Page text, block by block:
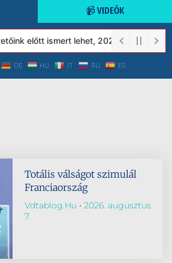
📹 VIDEÓK
előtt ismert lehet, 2023-tól a Védett
DE HU IT RU ES
Totális válságot szimulál
Franciaország
Vdtablog.hu
2026. augusztus
7.